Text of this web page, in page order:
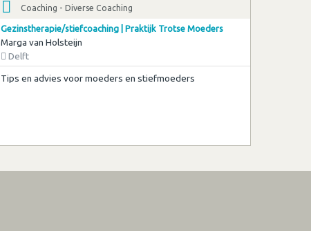
Coaching - Diverse Coaching
Gezinstherapie/stiefcoaching | Praktijk Trotse Moeders
Marga van Holsteijn
Delft
Tips en advies voor moeders en stiefmoeders